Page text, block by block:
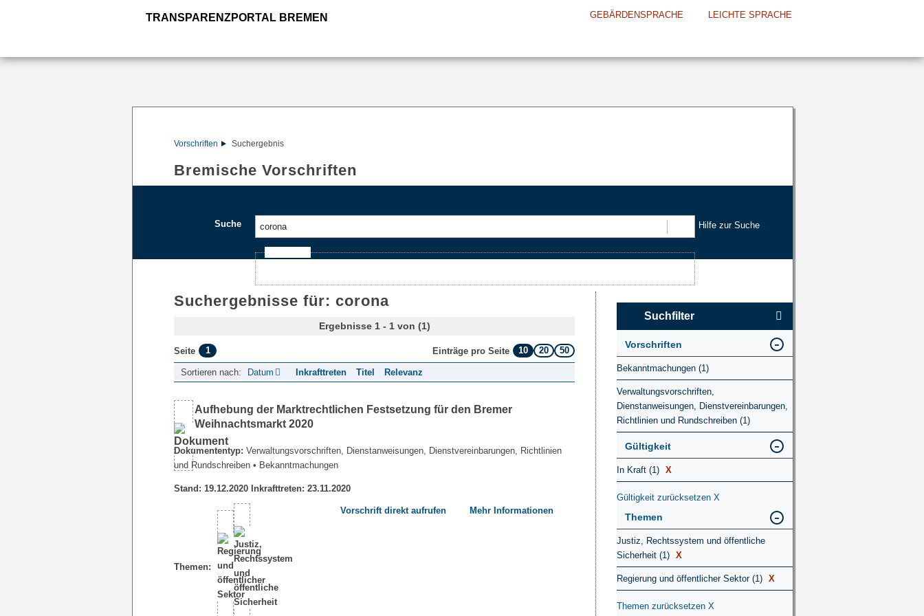
TRANSPARENZPORTAL BREMEN GEBÄRDENSPRACHE LEICHTE SPRACHE
Vorschriften Suchergebnis
Bremische Vorschriften
Suche Hilfe zur Suche
Suchergebnisse für: corona
Ergebnisse 1 - 1 von (1)
Seite 1 Einträge pro Seite 10 20 50
Sortieren nach: Datum Inkrafttreten Titel Relevanz
Aufhebung der Marktrechtlichen Festsetzung für den Bremer
Weihnachtsmarkt 2020
Dokumententyp: Verwaltungsvorschriften, Dienstanweisungen, Dienstvereinbarungen, Richtlinien
und Rundschreiben • Bekanntmachungen
Stand: 19.12.2020 Inkrafttreten: 23.11.2020
Themen:
Vorschrift direkt aufrufen Mehr Informationen
Suchfilter
Vorschriften
Bekanntmachungen (1)
Verwaltungsvorschriften,
Dienstanweisungen, Dienstvereinbarungen,
Richtlinien und Rundschreiben (1)
Gültigkeit
In Kraft (1) X
Gültigkeit zurücksetzen X
Themen
Justiz, Rechtssystem und öffentliche
Sicherheit (1) X
Regierung und öffentlicher Sektor (1) X
Themen zurücksetzen X